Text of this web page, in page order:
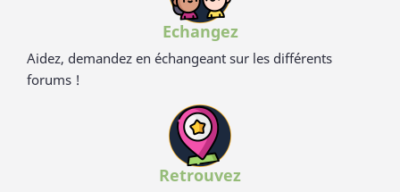
Echangez
Aidez, demandez en échangeant sur les différents
forums !
Retrouvez